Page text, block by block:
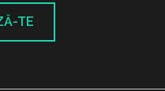
TE